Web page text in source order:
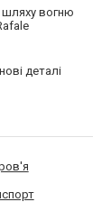
шляху вогню
деталі